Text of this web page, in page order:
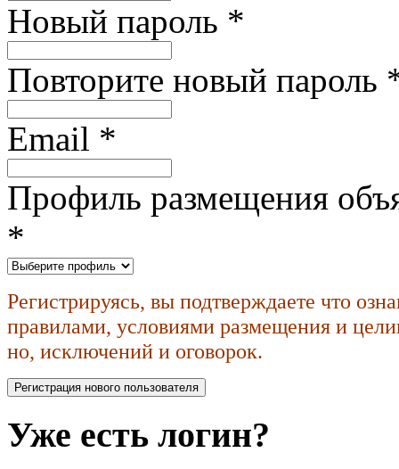
Новый пароль *
Повторите новый пароль
Email *
Профиль размещения
*
Регистрируясь, вы подтверждаете что
правилами, условиями размещения и
но, исключений и оговорок.
Уже есть логин?